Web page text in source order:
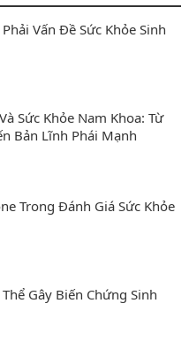
Vấn Đề Sức Khỏe Sinh
Sức Khỏe Nam Khoa: Từ
Bản Lĩnh Phái Mạnh
Trong Đánh Giá Sức Khỏe
Gây Biến Chứng Sinh